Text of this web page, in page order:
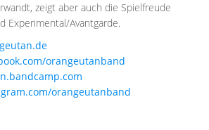
zeigt aber auch die Spielfreude
Experimental/Avantgarde.
orangeutanband
orangeutanband